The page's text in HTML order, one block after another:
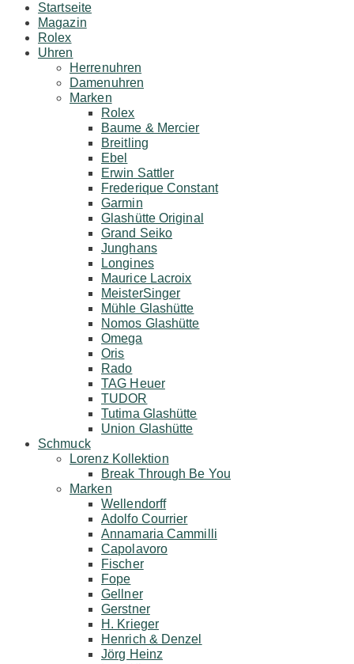
Startseite
Magazin
Rolex
Uhren
Herrenuhren
Damenuhren
Marken
Rolex
Baume & Mercier
Breitling
Ebel
Erwin Sattler
Frederique Constant
Garmin
Glashütte Original
Grand Seiko
Junghans
Longines
Maurice Lacroix
MeisterSinger
Mühle Glashütte
Nomos Glashütte
Omega
Oris
Rado
TAG Heuer
TUDOR
Tutima Glashütte
Union Glashütte
Schmuck
Lorenz Kollektion
Break Through Be You
Marken
Wellendorff
Adolfo Courrier
Annamaria Cammilli
Capolavoro
Fischer
Fope
Gellner
Gerstner
H. Krieger
Henrich & Denzel
Jörg Heinz